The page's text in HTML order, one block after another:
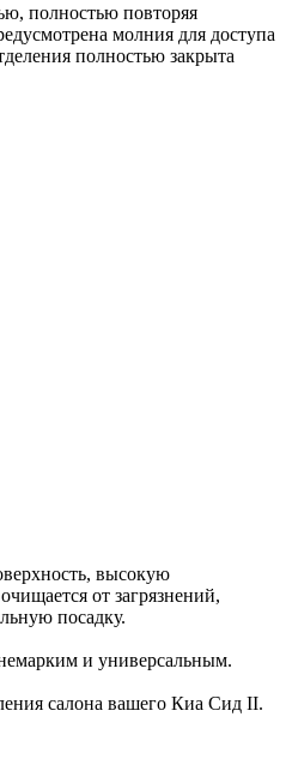
полностью повторяя
молния для доступа
полностью закрыта
высокую
от загрязнений,
посадку.
и универсальным.
салона вашего Киа Сид II.